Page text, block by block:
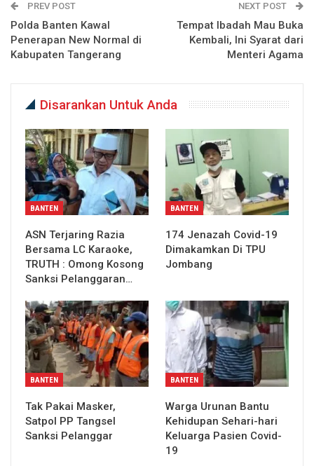
PREV POST
Polda Banten Kawal
Penerapan New Normal di
Kabupaten Tangerang
NEXT POST
Tempat Ibadah Mau Buka
Kembali, Ini Syarat dari
Menteri Agama
Disarankan Untuk Anda
BANTEN
ASN Terjaring Razia
Bersama LC Karaoke,
TRUTH : Omong Kosong
Sanksi Pelanggaran…
BANTEN
174 Jenazah Covid-19
Dimakamkan Di TPU
Jombang
BANTEN
Tak Pakai Masker,
Satpol PP Tangsel
Sanksi Pelanggar
BANTEN
Warga Urunan Bantu
Kehidupan Sehari-hari
Keluarga Pasien Covid-
19